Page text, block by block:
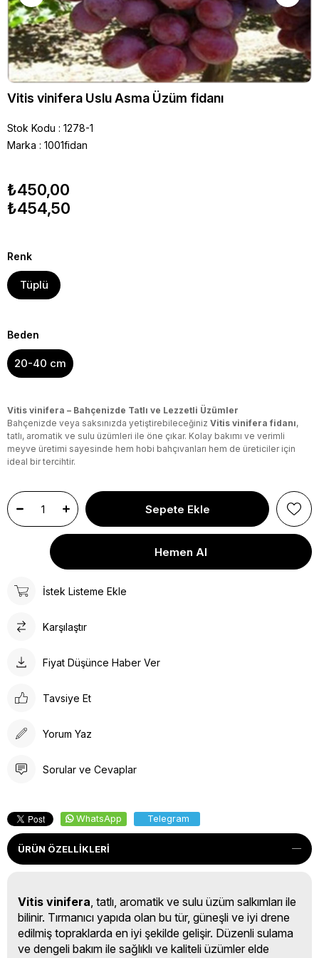
Vitis vinifera Uslu Asma Üzüm fidanı
Stok Kodu
1278-1
Marka : 1001fidan
₺450,00
₺454,50
Renk
Tüplü
Beden
20-40 cm
Vitis vinifera – Bahçenizde Tatlı ve Lezzetli Üzümler
Bahçenizde veya saksınızda yetiştirebileceğiniz Vitis vinifera fidanı,
tatlı, aromatik ve sulu üzümleri ile öne çıkar. Kolay bakımı ve verimli
meyve üretimi sayesinde hem hobi bahçıvanları hem de üreticiler için
ideal bir tercihtir.
İstek Listeme Ekle
Karşılaştır
Fiyat Düşünce Haber Ver
Tavsiye Et
Yorum Yaz
Sorular ve Cevaplar
WhatsApp Telegram
ÜRÜN ÖZELLIKLERI
Vitis vinifera, tatlı, aromatik ve sulu üzüm salkımları ile
bilinir. Tırmanıcı yapıda olan bu tür, güneşli ve iyi drene
edilmiş topraklarda en iyi şekilde gelişir. Düzenli sulama
ve dengeli bakım ile sağlıklı ve kaliteli üzümler elde